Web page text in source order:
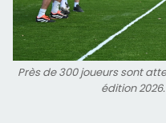
Près de 300 joueurs sont
édition 2026.